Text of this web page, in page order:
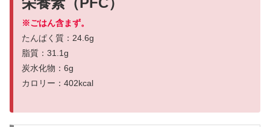
※ごはん含まず。
たんぱく質：24.6g
脂質：31.1g
炭水化物：6g
カロリー：402kcal